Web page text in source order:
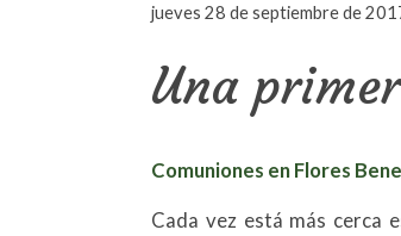
jueves 28 de septiembre de
Una
Comuniones en Flores
Cada vez está más cerca